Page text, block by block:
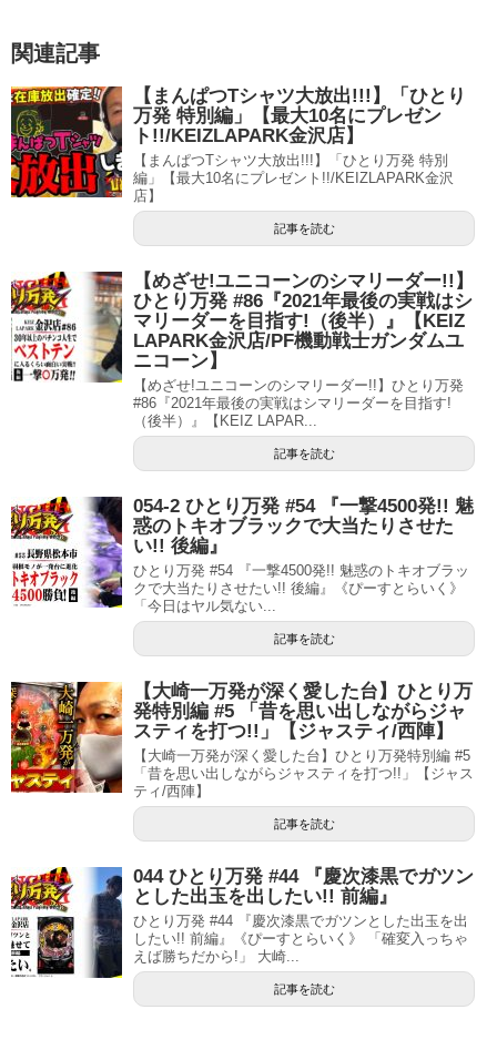
関連記事
【まんぱつTシャツ大放出!!!】「ひとり
万発 特別編」【最大10名にプレゼン
ト!!/KEIZLAPARK金沢店】
【まんぱつTシャツ大放出!!!】「ひとり万発 特別
編」【最大10名にプレゼント!!/KEIZLAPARK金沢
店】
記事を読む
【めざせ!ユニコーンのシマリーダー!!】
ひとり万発 #86『2021年最後の実戦はシ
マリーダーを目指す!（後半）』【KEIZ
LAPARK金沢店/PF機動戦士ガンダムユ
ニコーン】
【めざせ!ユニコーンのシマリーダー!!】ひとり万発
#86『2021年最後の実戦はシマリーダーを目指す!
（後半）』【KEIZ LAPAR...
記事を読む
054-2 ひとり万発 #54 『一撃4500発!! 魅
惑のトキオブラックで大当たりさせた
い!! 後編』
ひとり万発 #54 『一撃4500発!! 魅惑のトキオブラッ
クで大当たりさせたい!! 後編』《ぴーすとらいく》
「今日はヤル気ない...
記事を読む
【大崎一万発が深く愛した台】ひとり万
発特別編 #5 「昔を思い出しながらジャ
スティを打つ!!」【ジャスティ/西陣】
【大崎一万発が深く愛した台】ひとり万発特別編 #5
「昔を思い出しながらジャスティを打つ!!」【ジャス
ティ/西陣】
記事を読む
044 ひとり万発 #44 『慶次漆黒でガツン
とした出玉を出したい!! 前編』
ひとり万発 #44 『慶次漆黒でガツンとした出玉を出
したい!! 前編』《ぴーすとらいく》 「確変入っちゃ
えば勝ちだから!」 大崎...
記事を読む